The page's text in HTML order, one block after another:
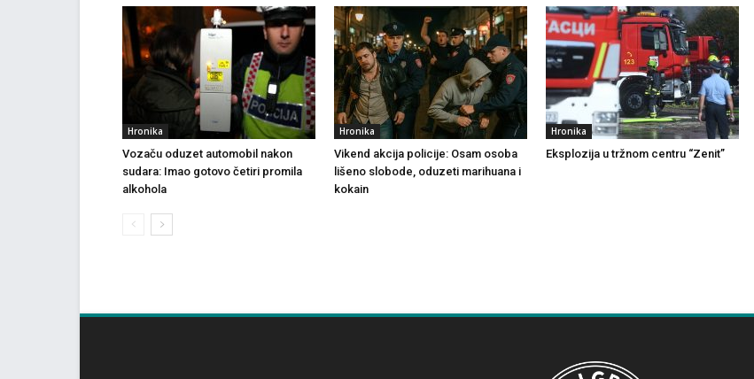
Hronika
Vozaču oduzet automobil nakon
sudara: Imao gotovo četiri promila
alkohola
Hronika
Vikend akcija policije: Osam osoba
lišeno slobode, oduzeti marihuana i
kokain
Hronika
Eksplozija u tržnom centru “Zenit”